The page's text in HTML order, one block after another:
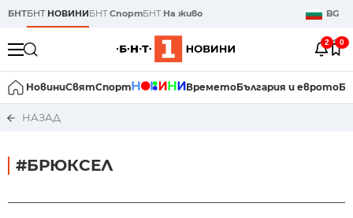
БНТБНТ НОВИНИБНТСпортБНТ На живо BG
2 0
НовиниСвятСпорт ВреметоБългария и еврото
НАЗАД
#БРЮКСЕЛ